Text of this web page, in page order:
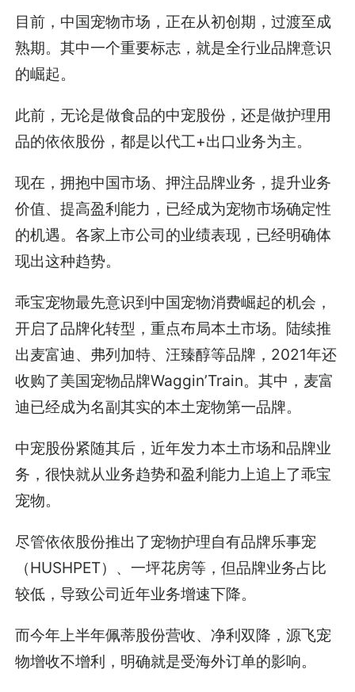
目前，中国宠物市场，正在从初创期，过渡至成
熟期。其中一个重要标志，就是全行业品牌意识
的崛起。
此前，无论是做食品的中宠股份，还是做护理用
品的依依股份，都是以代工+出口业务为主。
现在，拥抱中国市场、押注品牌业务，提升业务
价值、提高盈利能力，已经成为宠物市场确定性
的机遇。各家上市公司的业绩表现，已经明确体
现出这种趋势。
乖宝宠物最先意识到中国宠物消费崛起的机会，
开启了品牌化转型，重点布局本土市场。陆续推
出麦富迪、弗列加特、汪臻醇等品牌，2021年还
收购了美国宠物品牌Waggin’Train。其中，麦富
迪已经成为名副其实的本土宠物第一品牌。
中宠股份紧随其后，近年发力本土市场和品牌业
务，很快就从业务趋势和盈利能力上追上了乖宝
宠物。
尽管依依股份推出了宠物护理自有品牌乐事宠
（HUSHPET）、一坪花房等，但品牌业务占比
较低，导致公司近年业务增速下降。
而今年上半年佩蒂股份营收、净利双降，源飞宠
物增收不增利，明确就是受海外订单的影响。